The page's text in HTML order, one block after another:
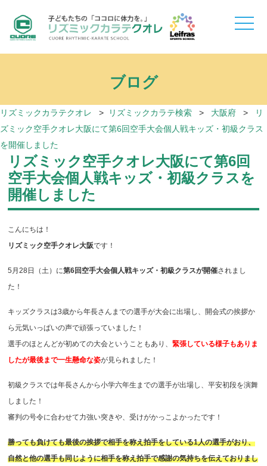
toggle
ブログ
リズミックカラテクオレ > リズミックカラテ検索 > 大阪府 >
リ
ズミック空手クオレ大阪にて第6回空手大会個人戦キッズ・初級クラス
を開催しました
リズミック空手クオレ大阪にて第6回
空手大会個人戦キッズ・初級クラスを
開催しました
こんにちは！
リズミック空手クオレ大阪です！
5月28日（土）に第6回空手大会個人戦キッズ・初級クラスが開催されまし
た！
キッズクラスは3歳から年長さんまでの選手が大会に出場し、開会式の挨拶か
ら元気いっぱいの声で頑張っていました！
選手のほとんどが初めての大会ということもあり、緊張している様子もありま
したが最後まで一生懸命な姿が見られました！
初級クラスでは年長さんから小学六年生までの選手が出場し、平安初段を演舞
しました！
審判の号令に合わせて力強い突きや、受けがかっこよかったです！
勝っても負けても最後の挨拶で相手を称え拍手をしている1人の選手がおり、
自然と他の選手も同じように相手を称え拍手で感謝の気持ちを伝えておりまし